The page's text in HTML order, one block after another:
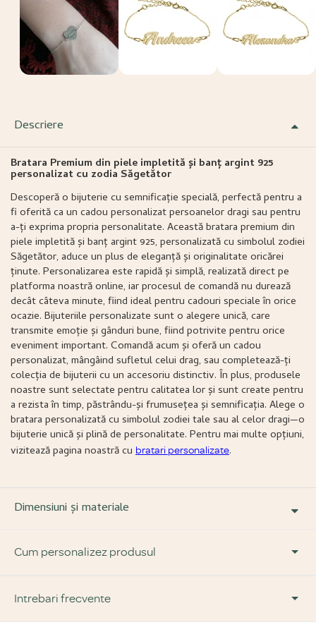
Descriere
Bratara Premium din piele impletită și banț argint 925
personalizat cu zodia Săgetător
Descoperă o bijuterie cu semnificație specială, perfectă pentru a
fi oferită ca un cadou personalizat persoanelor dragi sau pentru
a-ți exprima propria personalitate. Această bratara premium din
piele impletită și banț argint 925, personalizată cu simbolul zodiei
Săgetător, aduce un plus de eleganță și originalitate oricărei
ținute. Personalizarea este rapidă și simplă, realizată direct pe
platforma noastră online, iar procesul de comandă nu durează
decât câteva minute, fiind ideal pentru cadouri speciale în orice
ocazie. Bijuteriile personalizate sunt o alegere unică, care
transmite emoție și gânduri bune, fiind potrivite pentru orice
eveniment important. Comandă acum și oferă un cadou
personalizat, mângâind sufletul celui drag, sau completează-ți
colecția de bijuterii cu un accesoriu distinctiv. În plus, produsele
noastre sunt selectate pentru calitatea lor și sunt create pentru
a rezista în timp, păstrându-și frumusețea și semnificația. Alege o
bratara personalizată cu simbolul zodiei tale sau al celor dragi—o
bijuterie unică și plină de personalitate. Pentru mai multe opțiuni,
vizitează pagina noastră cu bratari personalizate.
Dimensiuni și materiale
Cum personalizez produsul
Pasul 1:Alege forma și tipul de bijuterie dorită.
Pasul 2:Alege ce vrei să fie inscripționat pe bijuterie.
Intrebari frecvente